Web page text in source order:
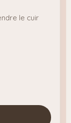
le cuir